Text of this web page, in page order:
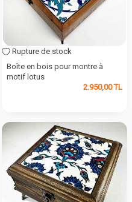
Rupture de stock
Boîte en bois pour montre à
motif lotus
2.950,00TL